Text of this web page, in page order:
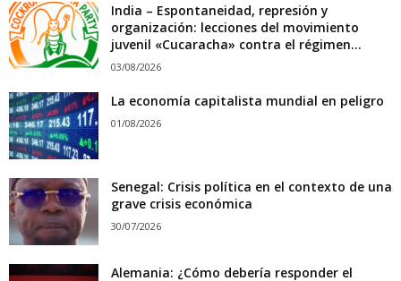
India – Espontaneidad, represión y
organización: lecciones del movimiento
juvenil «Cucaracha» contra el régimen...
03/08/2026
La economía capitalista mundial en peligro
01/08/2026
Senegal: Crisis política en el contexto de una
grave crisis económica
30/07/2026
Alemania: ¿Cómo debería responder el